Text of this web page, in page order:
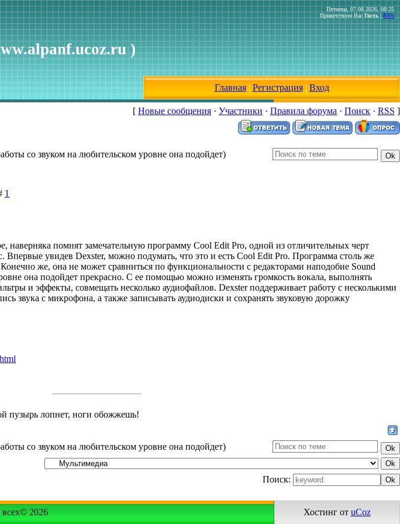
)
Пятница, 07.08.2026, 08:25
Приветствую Вас Гость | RSS
Главная| Регистрация| Вход
[ Новые сообщения · Участники · Правила форума · Поиск · RSS ]
со звуком на любительском уровне она подойдет)
1
наверняка помнят замечательную программу Cool Edit Pro, одной из отличительных черт
увидев Dexster, можно подумать, что это и есть Cool Edit Pro. Программа столь же
же, она не может сравниться по функциональности с редакторами наподобие Sound
она подойдет прекрасно. С ее помощью можно изменять громкость вокала, выполнять
и эффекты, совмещать несколько аудиофайлов. Dexster поддерживает работу с несколькими
звука с микрофона, а также записывать аудиодиски и сохранять звуковую дорожку
пузырь лопнет, ноги обожжешь!
со звуком на любительском уровне она подойдет)
Поиск:
всех© 2026 Хостинг от uCoz